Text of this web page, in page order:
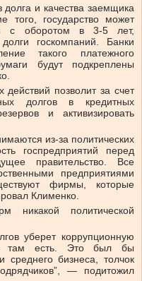
долга и качества заемщика
государство может
с оборотом в 3-5 лет,
госкомпаний. Банки
такого платежного
будут подкреплены
позволит за счет
долгов в кредитных
и активизировать
из-за политических
госпредприятий перед
правительство. Все
предприятиями
фирмы, которые
Клименко.
политической
уберет коррупционную
там есть. Это был бы
бизнеса, толчок
— подитожил